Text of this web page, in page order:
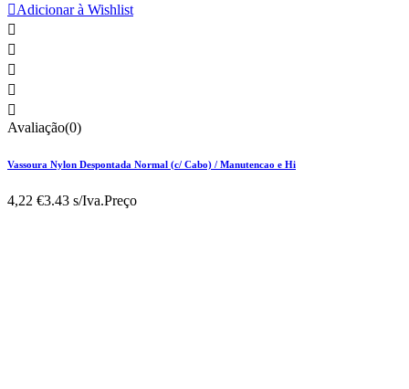
Adicionar à Wishlist





Avaliação(0)
Vassoura Nylon Despontada Normal (c/ Cabo) / Manutencao e Hi
4,22 €3.43 s/Iva.Preço